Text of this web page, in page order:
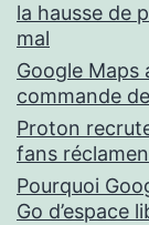
la hausse de
mal
Google Maps
commande
Proton
fans
Pourquoi
Go d’espace